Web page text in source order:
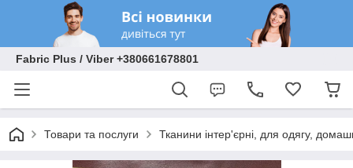
Fabric Plus / Viber +380661678801
Товари та послуги Тканини інтер'єрні, для одягу,